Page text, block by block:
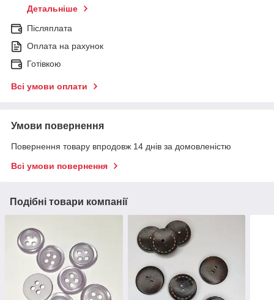
Детальніше
Післяплата
Оплата на рахунок
Готівкою
Всі умови оплати
Умови повернення
Повернення товару впродовж 14 днів за домовленістю
Всі умови повернення
Подібні товари компанії